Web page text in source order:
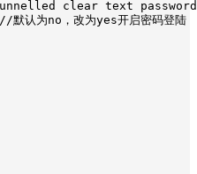
//默认为no，改为yes开启密码登陆